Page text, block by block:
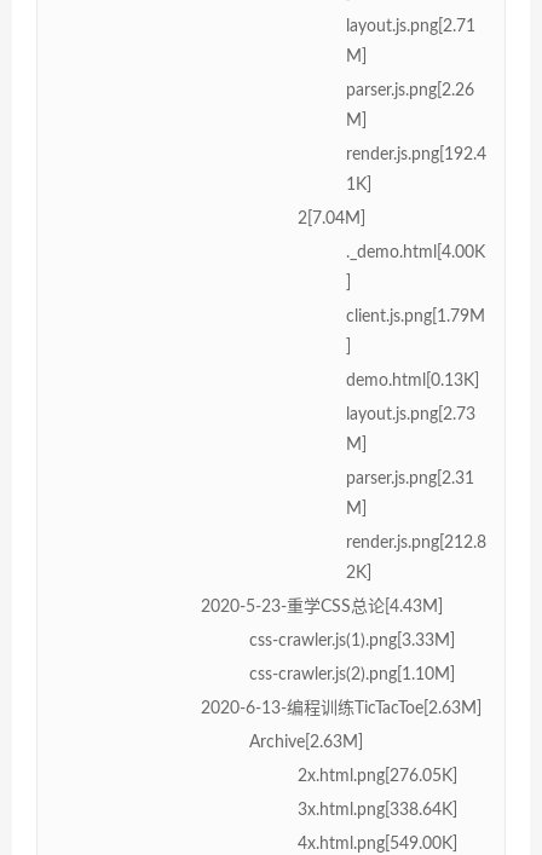
layout.js.png[2.71
M]
parser.js.png[2.26
M]
render.js.png[192.4
1K]
2[7.04M]
._demo.html[4.00K
client.js.png[1.79M
demo.html[0.13K]
layout.js.png[2.73
M]
parser.js.png[2.31
M]
render.js.png[212.8
2K]
2020-5-23-重学CSS总论[4.43M]
css-crawler.js(1).png[3.33M]
css-crawler.js(2).png[1.10M]
2020-6-13-编程训练TicTacToe[2.63M]
Archive[2.63M]
2x.html.png[276.05K]
3x.html.png[338.64K]
4x.html.png[549.00K]